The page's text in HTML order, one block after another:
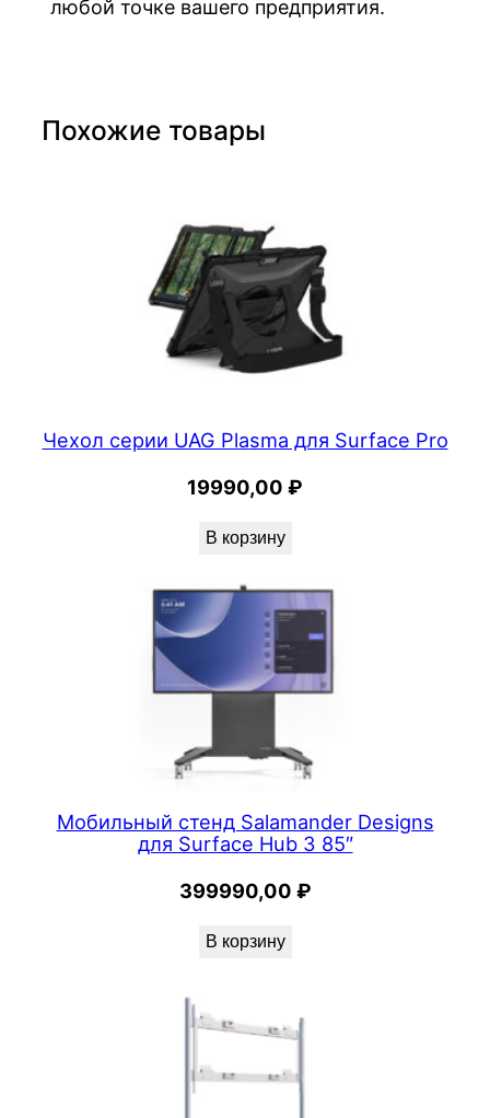
л
r
любой точке вашего предприятия.
Похожие товары
Чехол серии UAG Plasma для Surface Pro
19990,00 ₽
В корзину
Мобильный стенд Salamander Designs
для Surface Hub 3 85″
399990,00 ₽
В корзину